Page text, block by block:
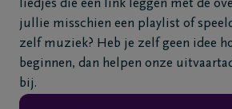
liedjes die een link leggen met de
jullie misschien een playlist of
zelf muziek? Heb je zelf geen idee
beginnen, dan helpen onze
bij.